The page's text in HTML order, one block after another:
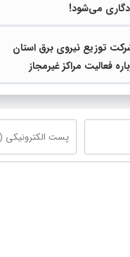
می‌شود!
توزیع نیروی برق استان
فعالیت مراکز غیرمجاز
رمزارز / پرداخت پاداش تا سقف